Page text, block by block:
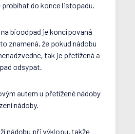
probíhat do konce listopadu.
bioodpad je koncipovaná
znamená, že pokud nádobu
tak je přetížená a
odsypat.
autem u přetížené nádoby
nádoby.
nádobu při výklopu, takže